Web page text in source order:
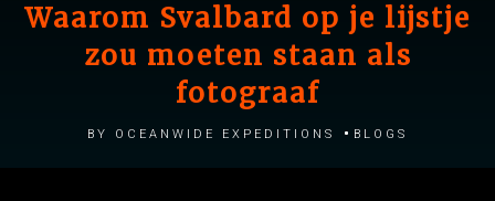
Waarom Svalbard op je lijstje
zou moeten staan als
fotograaf
by Oceanwide Expeditions Blogs